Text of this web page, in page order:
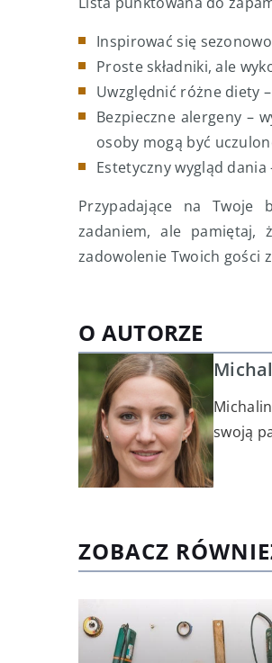
Inspirować się
Proste składniki, ale
Uwzględnić różne diety
Bezpieczne alergeny –
osoby mogą być
Estetyczny wygląd
Przypadające na Twoje
zadaniem, ale pamiętaj,
zadowolenie Twoich gości
O AUTORZE
swoją
ZOBACZ